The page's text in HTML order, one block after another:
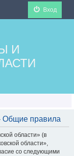
Вход
И
Общие правила
области» (в
области»,
со следующими